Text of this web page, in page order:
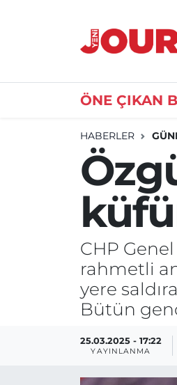
ÖNE ÇIKAN
HABERLER
CHP
rahmetli
yere
Bütün
25.03.2025 - 17:22
YAYINLANMA
GÜNDEM
DÜNYA
EĞİTİM
ÖZEL HABER
Nöbetçi Eczaneler
Süper Lig Puan
Tüm Manşetler
Son Dakika Haberleri
Haber Arşivi